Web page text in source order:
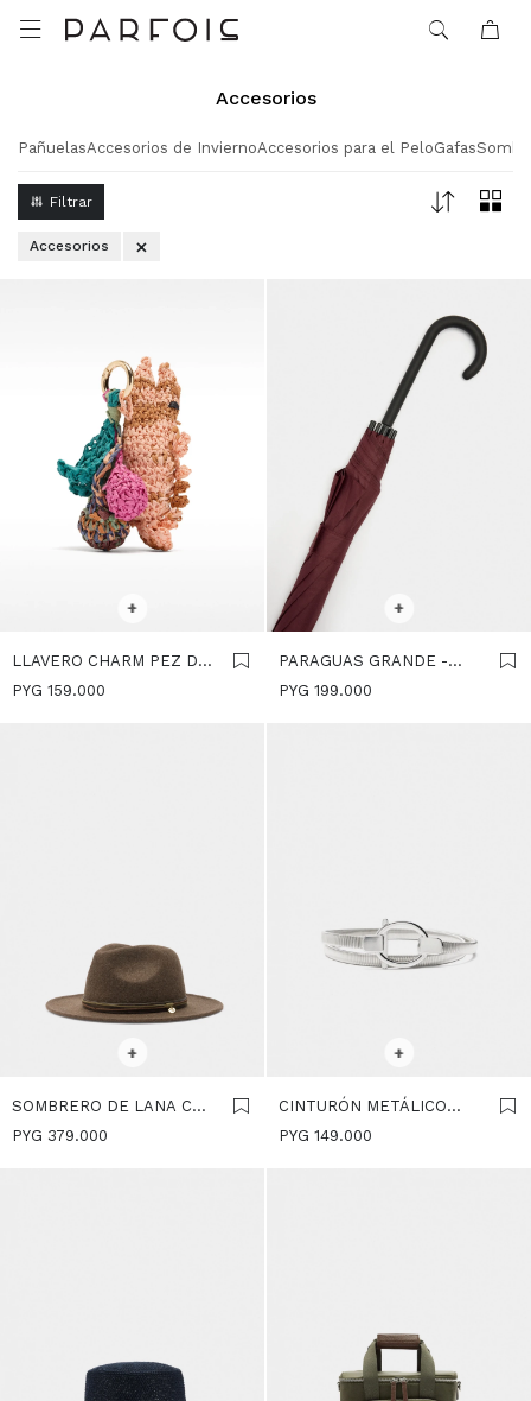

Accesorios
PañuelasAccesorios de InviernoAccesorios para el PeloGafas
Accesorios
+
LLAVERO CHARM PEZ DE
RAFIA MULTICOLOR -
PYG 159.000
SELECCIONAR TALLE
+
PARAGUAS GRANDE -
BURDEOS
PYG 199.000
+
SOMBRERO DE LANA CON
CINTAS - MARRON
PYG 379.000
+
CINTURÓN METÁLICO
DORADO - PLATEADO
PYG 149.000